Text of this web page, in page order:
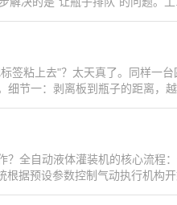
粘上去"？太天真了。同样一台
节一：剥离板到瓶子的距离，越
全自动液体灌装机的核心流程
据预设参数控制气动执行机构开